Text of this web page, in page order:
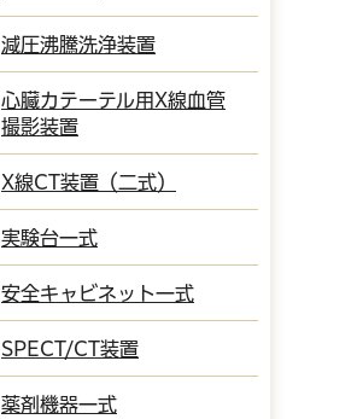
減圧沸騰洗浄装置
心臓カテーテル用X線血管
撮影装置
X線CT装置（二式）
実験台一式
安全キャビネット一式
SPECT/CT装置
薬剤機器一式